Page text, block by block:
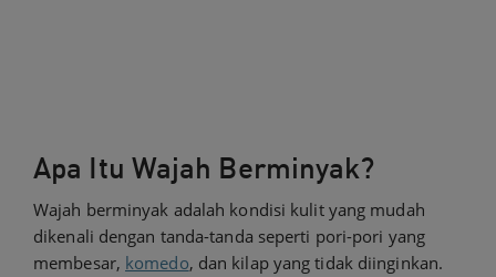
Apa Itu Wajah Berminyak?
Wajah berminyak adalah kondisi kulit yang mudah
dikenali dengan tanda-tanda seperti pori-pori yang
membesar, komedo, dan kilap yang tidak diinginkan.